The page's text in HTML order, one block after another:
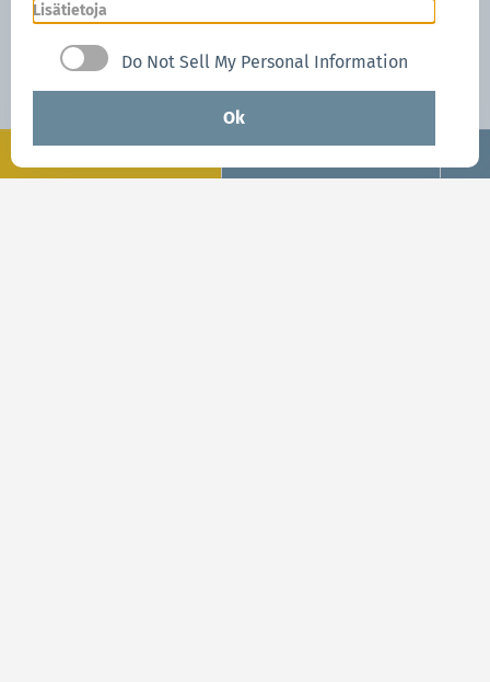
Onneksi, asennus kestää
vain 60 sekuntia.
Lisätietoja
Do Not Sell My Personal Information
Ok
Konfiguroi
Pyydä nyt